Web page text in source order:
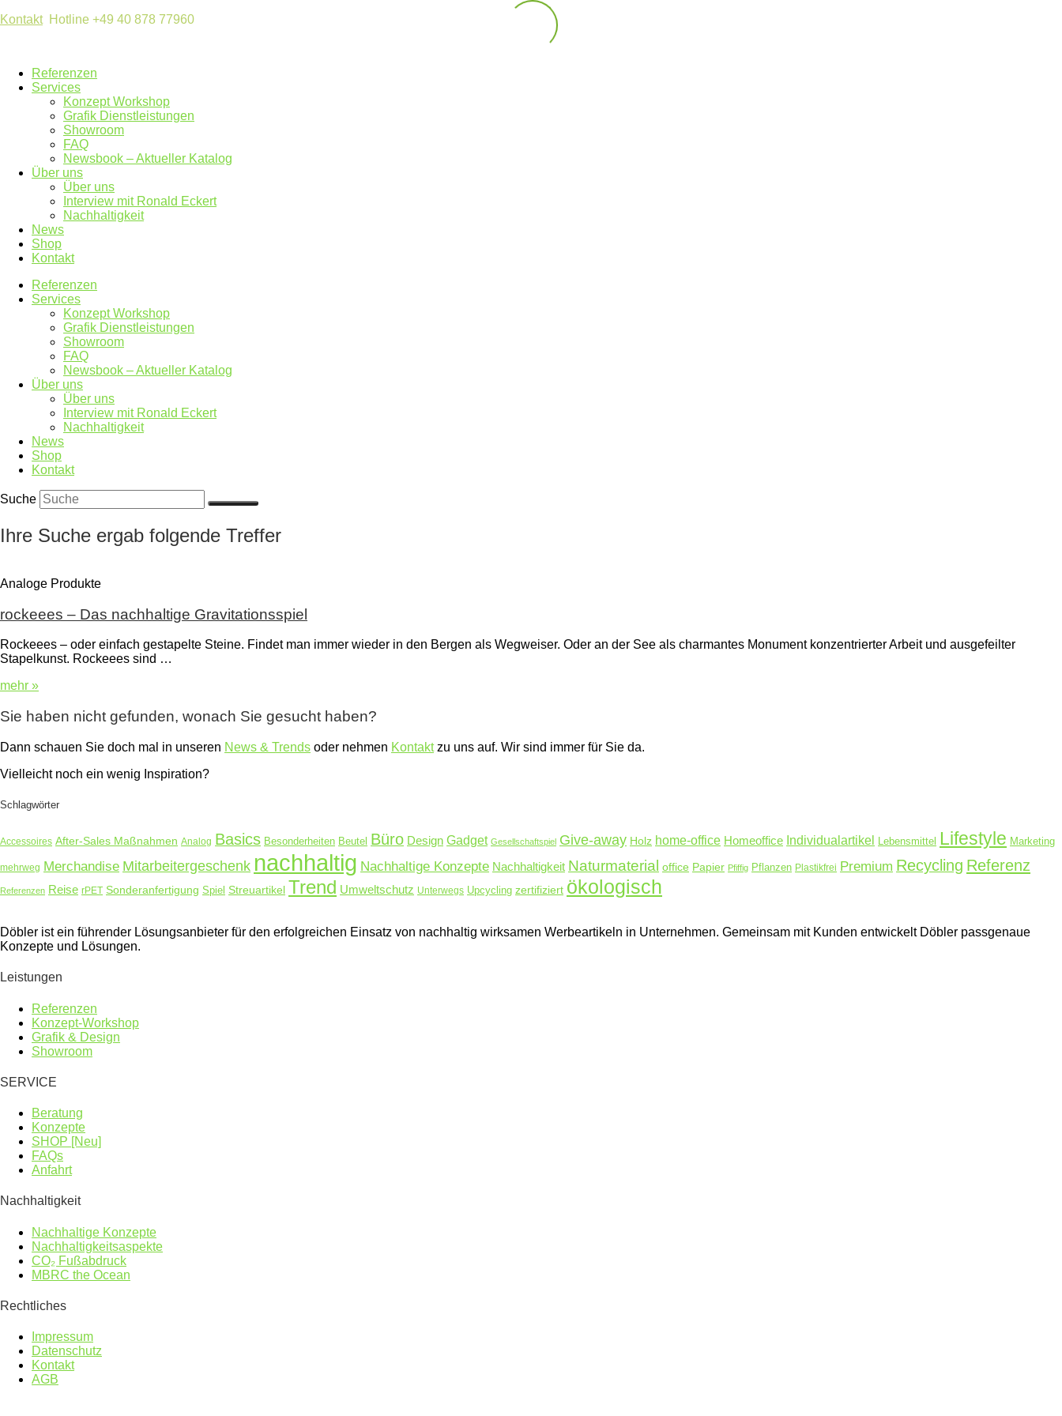
KontaktHotline +49 40 878 77960
Referenzen
Services
Konzept Workshop
Grafik Dienstleistungen
Showroom
FAQ
Newsbook – Aktueller Katalog
Über uns
Über uns
Interview mit Ronald Eckert
Nachhaltigkeit
News
Shop
Kontakt
Referenzen
Services
Konzept Workshop
Grafik Dienstleistungen
Showroom
FAQ
Newsbook – Aktueller Katalog
Über uns
Über uns
Interview mit Ronald Eckert
Nachhaltigkeit
News
Shop
Kontakt
Suche
Ihre Suche ergab folgende Treffer
Analoge Produkte
rockeees – Das nachhaltige Gravitationsspiel
Rockeees – oder einfach gestapelte Steine. Findet man immer wieder in den Bergen als Wegweiser. Oder an der See als charmantes Monument konzentrierter Arbeit und ausgefeilter
Stapelkunst. Rockeees sind …
mehr »
Sie haben nicht gefunden, wonach Sie gesucht haben?
Dann schauen Sie doch mal in unseren News & Trends oder nehmen Kontaktzu uns auf. Wir sind immer für Sie da.
Vielleicht noch ein wenig Inspiration?
Schlagwörter
Accessoires After-Sales Maßnahmen Analog Basics Besonderheiten Beutel Büro Design Gadget Gesellschaftspiel Give-away Holz home-office Homeoffice Individualartikel Lebensmittel Lifestyle Marketing
mehrweg Merchandise Mitarbeitergeschenk nachhaltig Nachhaltige Konzepte Nachhaltigkeit Naturmaterial office Papier Pfiffig Pflanzen Plastikfrei Premium Recycling Referenz
Referenzen Reise rPET Sonderanfertigung Spiel Streuartikel Trend Umweltschutz Unterwegs Upcycling zertifiziert ökologisch
Döbler ist ein führender Lösungsanbieter für den erfolgreichen Einsatz von nachhaltig wirksamen Werbeartikeln in Unternehmen. Gemeinsam mit Kunden entwickelt Döbler passgenaue
Konzepte und Lösungen.
Leistungen
Referenzen
Konzept-Workshop
Grafik & Design
Showroom
SERVICE
Beratung
Konzepte
SHOP [Neu]
FAQs
Anfahrt
Nachhaltigkeit
Nachhaltige Konzepte
Nachhaltigkeitsaspekte
CO₂ Fußabdruck
MBRC the Ocean
Rechtliches
Impressum
Datenschutz
Kontakt
AGB